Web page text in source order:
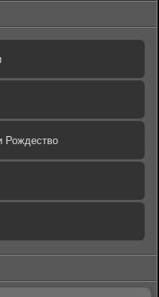
Рождество